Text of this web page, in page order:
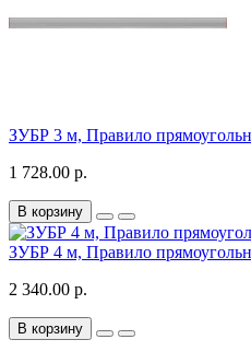
ЗУБР 3 м, Правило
1 728.00 р.
В корзину
ЗУБР 4 м, Правило
2 340.00 р.
В корзину